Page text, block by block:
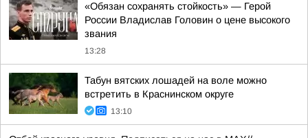
«Обязан сохранять стойкость» — Герой
России Владислав Головин о цене высокого
звания
13:28
Табун вятских лошадей на воле можно
встретить в Краснинском округе
13:10